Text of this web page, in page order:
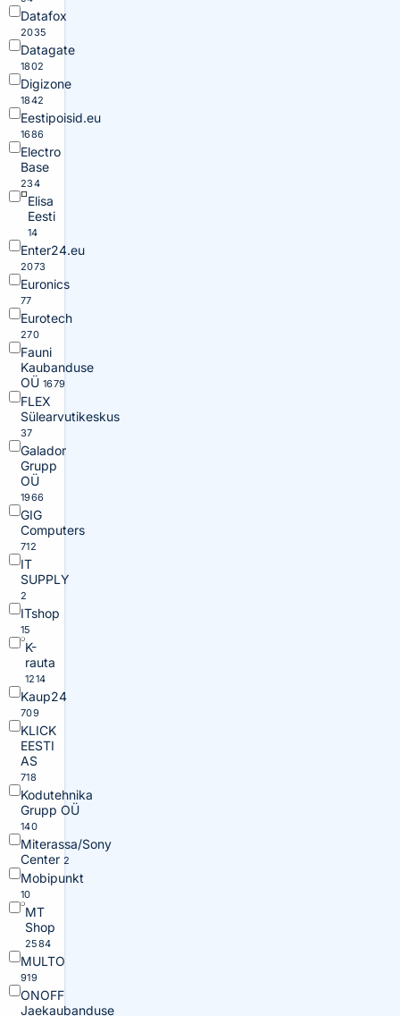
Datafox
2035
Datagate
1802
Digizone
1842
Eestipoisid.eu
1686
Electro
Base
234
Elisa
Eesti
14
Enter24.eu
2073
Euronics
77
Eurotech
270
Fauni
Kaubanduse
OÜ 1679
FLEX
Sülearvutikeskus
37
Galador
Grupp
OÜ
1966
GIG
Computers
712
IT
SUPPLY
2
ITshop
15
K-
rauta
1214
Kaup24
709
KLICK
EESTI
AS
718
Kodutehnika
Grupp OÜ
140
Miterassa/Sony
Center 2
Mobipunkt
10
MT
Shop
2584
MULTO
919
ONOFF
Jaekaubanduse